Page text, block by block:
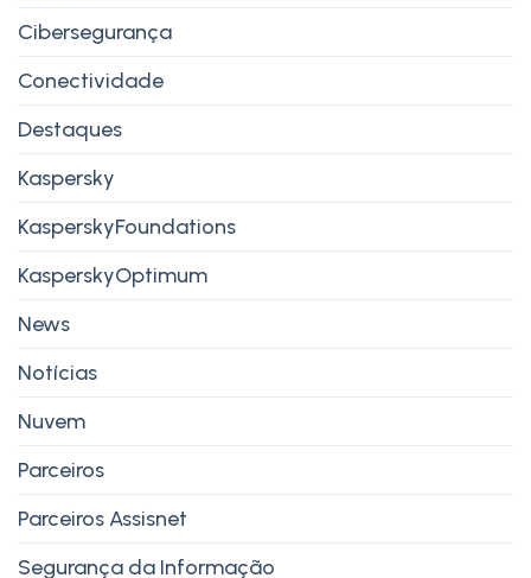
Cibersegurança
Conectividade
Destaques
Kaspersky
KasperskyFoundations
KasperskyOptimum
News
Notícias
Nuvem
Parceiros
Parceiros Assisnet
Segurança da Informação